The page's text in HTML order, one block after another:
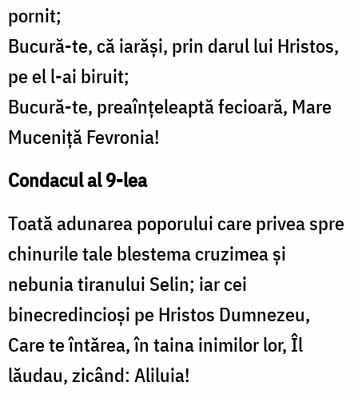
pornit;
Bucură-te, că iarăşi, prin darul lui Hristos,
pe el l-ai biruit;
Bucură-te, preaînţeleaptă fecioară, Mare
Muceniţă Fevronia!
Condacul al 9-lea
Toată adunarea poporului care privea spre
chinurile tale blestema cruzimea şi
nebunia tiranului Selin; iar cei
binecredincioşi pe Hristos Dumnezeu,
Care te întărea, în taina inimilor lor, Îl
lăudau, zicând: Aliluia!